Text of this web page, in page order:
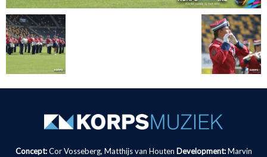
Concept:Cor Vosseberg, Matthijs van Houten Development: Marvin